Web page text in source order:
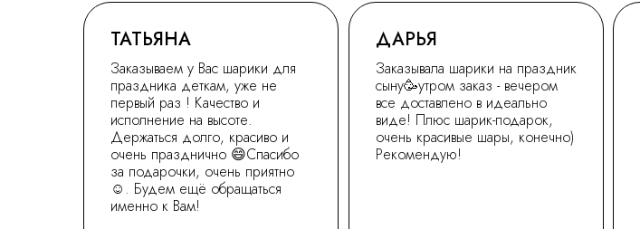
Заказывала шарики на праздник
сыну🥳утром заказ - вечером
все доставлено в идеально
виде! Плюс шарик-подарок,
очень красивые шары, конечно)
Рекомендую!
ДАРЬЯ
ТАТЬЯНА
Заказываем у Вас шарики для
праздника деткам, уже не
первый раз ! Качество и
исполнение на высоте.
Держаться долго, красиво и
очень празднично 😄Спасибо
за подарочки, очень приятно
☺. Будем ещё обращаться
именно к Вам!